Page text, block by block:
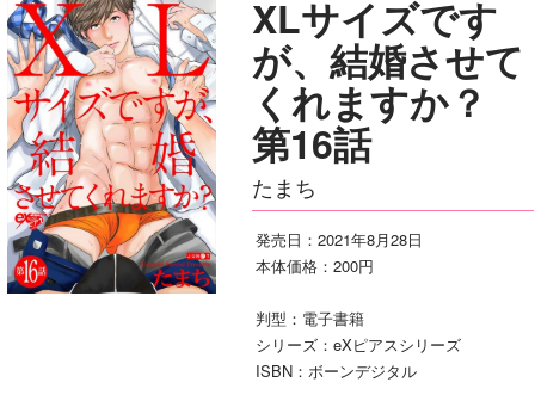
XLサイズです
が、結婚させて
くれますか？
第16話
たまち
発売日：2021年8月28日
本体価格：200円
判型：電子書籍
シリーズ：eXピアスシリーズ
ISBN：ボーンデジタル